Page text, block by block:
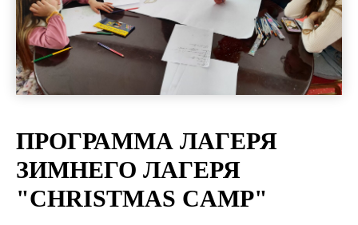
ПРОГРАММА ЛАГЕРЯ
ЗИМНЕГО ЛАГЕРЯ
"CHRISTMAS CAMP"